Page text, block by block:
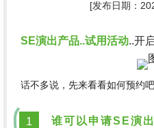
[发布日期：
SE演出产品..试用活动..开
话不多说，先来看看如何预约吧
1 谁可以申请SE演